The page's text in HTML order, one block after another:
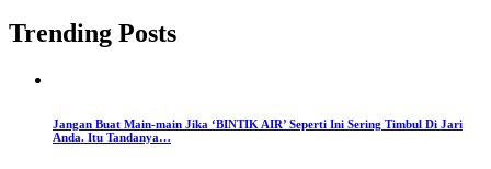
Trending Posts
Jangan Buat Main-main Jika ‘BINTIK AIR’ Seperti Ini Sering Timbul Di Jari
Anda. Itu Tandanya…